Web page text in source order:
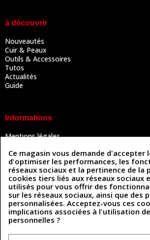
à découvrir
Nouveautés
Cuir & Peaux
Outils & Accessoires
Tutos
Actualités
Guide
Informations
Mentions légales
Politique de confidentialité
Politique des cookies
Contactez-nous
Coordonnées
493 Chemin de Catougnac
Ce magasin vous demande d'accepter
d'optimiser les performances, les
réseaux sociaux et la pertinence de la
cookies tiers liés aux réseaux sociaux
utilisés pour vous offrir des
sur les réseaux sociaux, ainsi que des
personnalisées. Acceptez-vous ces
implications associées à l'utilisation
personnelles ?